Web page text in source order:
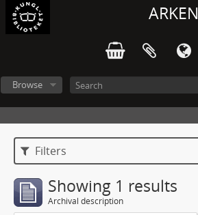
ARKEN
Browse
Filters
Showing 1 results
Archival description